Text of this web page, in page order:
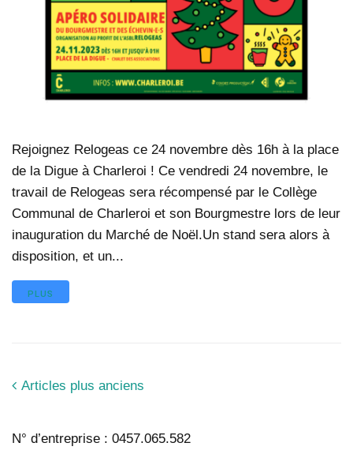
Rejoignez Relogeas ce 24 novembre dès 16h à la place
de la Digue à Charleroi ! Ce vendredi 24 novembre, le
travail de Relogeas sera récompensé par le Collège
Communal de Charleroi et son Bourgmestre lors de leur
inauguration du Marché de Noël.Un stand sera alors à
disposition, et un...
PLUS
Articles plus anciens
N° d’entreprise : 0457.065.582